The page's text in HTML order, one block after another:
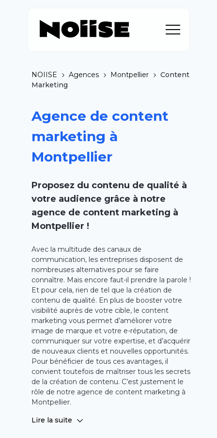
NOIISE Agences Montpellier
Content
Marketing
Agence de content
marketing à
Montpellier
Proposez du contenu de qualité à
votre audience grâce à notre
agence de content marketing à
Montpellier !
Avec la multitude des canaux de
communication, les entreprises disposent de
nombreuses alternatives pour se faire
connaître. Mais encore faut-il prendre la parole !
Et pour cela, rien de tel que la création de
contenu de qualité. En plus de booster votre
visibilité auprès de votre cible, le content
marketing vous permet d’améliorer votre
image de marque et votre e-réputation, de
communiquer sur votre expertise, et d’acquérir
de nouveaux clients et nouvelles opportunités.
Pour bénéficier de tous ces avantages, il
convient toutefois de maîtriser tous les secrets
de la création de contenu. C’est justement le
rôle de notre agence de content marketing à
Montpellier.
messageà labonne
Lire la suite